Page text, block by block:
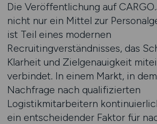
Die Veröffentlichung auf
nicht nur ein Mittel zur
ist Teil eines modernen
Recruitingverständnisses, das
Klarheit und Zielgenauigkeit
verbindet. In einem Markt, in
Nachfrage nach qualifizierten
Logistikmitarbeitern
ein entscheidender Faktor für